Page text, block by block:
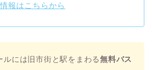
報はこちらから
ルには旧市街と駅をまわる無料バス